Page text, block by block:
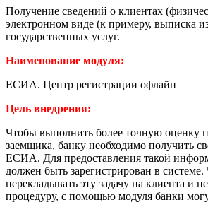
Получение сведений о клиентах
электронном виде (к примеру, выписка
государственных услуг.
Наименование модуля:
ЕСИА. Центр регистрации офлайн
Цель внедрения:
Чтобы выполнить более точную оценку
заемщика, банку необходимо получить
ЕСИА. Для предоставления такой
должен быть зарегистрирован в
перекладывать эту задачу на клиента и
процедуру, с помощью модуля банки